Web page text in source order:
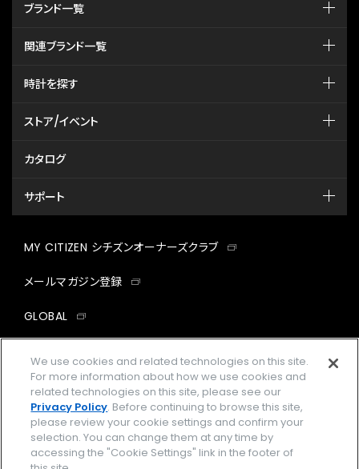
ブランド一覧
関連ブランド一覧
時計を探す
ストア/イベント
カタログ
サポート
MY CITIZEN シチズンオーナーズクラブ
メールマガジン登録
GLOBAL
facebookinstagramtwitter
企業情報 ご利用規約
プライバシーポリシー Cookies Settings
We use cookies and related technologies on this site.
For more information about how we use cookies and
related technologies on this site, please see our
Privacy Policy. Before continuing to browse this site,
please review your cookie settings and confirm your
selection. You can change them at any time by
accessing the "Cookie Settings" link in the footer of